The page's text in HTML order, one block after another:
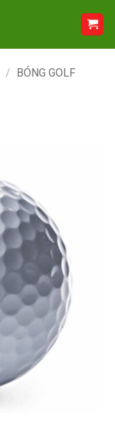
/ BÓNG GOLF